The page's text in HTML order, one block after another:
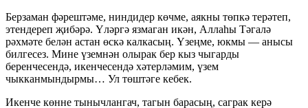
Берзаман фәрештәме, ниндидер көчме, аякны төпкә терәтеп,
этендереп җибәрә. Үләргә язмаган икән, Аллаһы Тәгалә
рәхмәте белән астан өскә калкасың. Үзеңме, юкмы — анысы
билгесез. Мине үземнән олырак бер кыз чыгарды
беренчесендә, икенчесендә хәтерләмим, үзем
чыкканмындырмы… Ул төштәге кебек.
Икенче көнне тынычлангач, тагын барасың, саграк керә